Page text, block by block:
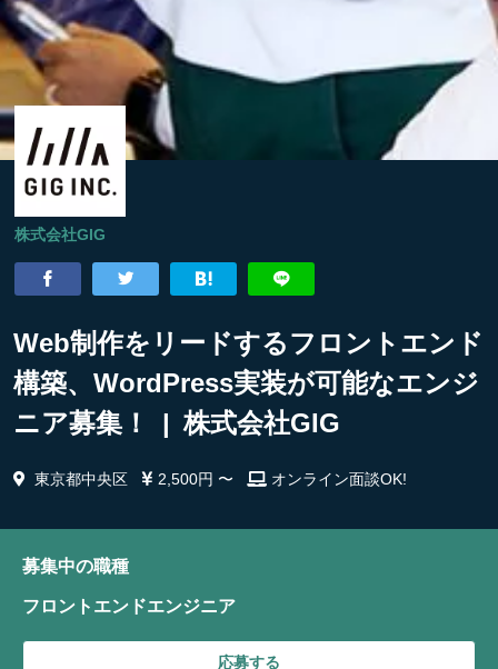
株式会社GIG
Web制作をリードするフロントエンド
構築、WordPress実装が可能なエンジ
ニア募集！ | 株式会社GIG
東京都中央区 2,500円 〜 オンライン面談OK!
募集中の職種
フロントエンドエンジニア
応募する